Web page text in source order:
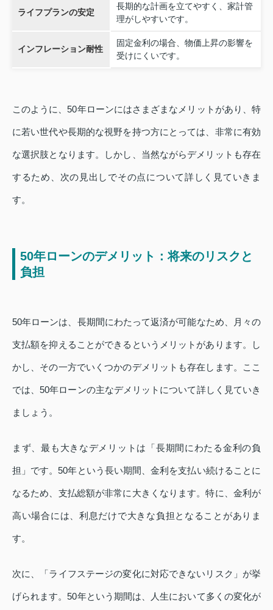
ライフプランの安定
長期的な計画を立てやすく、家計管
理がしやすいです。
インフレーション耐性
固定金利の場合、物価上昇の影響を
受けにくいです。
このように、50年ローンにはさまざまなメリットがあり、特
に若い世代や長期的な視野を持つ方にとっては、非常に有効
な選択肢となります。しかし、当然ながらデメリットも存在
するため、次の見出しでその点について詳しく見ていきま
す。
50年ローンのデメリット：将来のリスクと
負担
50年ローンは、長期間にわたって返済が可能なため、月々の
支払額を抑えることができるというメリットがあります。し
かし、その一方でいくつかのデメリットも存在します。ここ
では、50年ローンの主なデメリットについて詳しく見ていき
ましょう。
まず、最も大きなデメリットは「長期間にわたる金利の負
担」です。50年という長い期間、金利を支払い続けることに
なるため、支払総額が非常に大きくなります。特に、金利が
高い場合には、利息だけで大きな負担となることがありま
す。
次に、「ライフステージの変化に対応できないリスク」が挙
げられます。50年という期間は、人生において多くの変化が